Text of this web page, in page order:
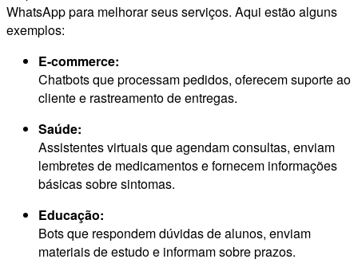
WhatsApp para melhorar seus serviços. Aqui estão alguns
exemplos:
E-commerce:
Chatbots que processam pedidos, oferecem suporte ao
cliente e rastreamento de entregas.
Saúde:
Assistentes virtuais que agendam consultas, enviam
lembretes de medicamentos e fornecem informações
básicas sobre sintomas.
Educação:
Bots que respondem dúvidas de alunos, enviam
materiais de estudo e informam sobre prazos.